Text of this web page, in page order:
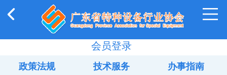
会员登录
政策法规 技术服务 办事指南